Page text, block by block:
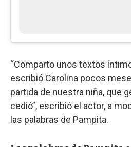
“Comparto unos textos
escribió Carolina pocos
partida de nuestra niña, que
cedió”, escribió el actor, a
las palabras de Pampita.